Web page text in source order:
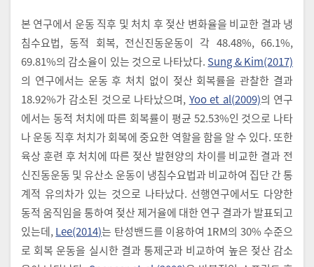
본 연구에서 운동 직후 및 처치 후 젖산 변화율을 비교한 결과 냉
침수요법, 동적 회복, 전신진동운동이 각 48.48%, 66.1%,
69.81%의 감소율이 있는 것으로 나타났다. Sung & Kim(2017)
의 연구에서는 운동 후 처치 없이 젖산 회복률을 관찰한 결과
18.92%가 감소된 것으로 나타났으며, Yoo et al(2009)의 연구
에서는 동적 처치에 따른 회복률이 평균 52.53%인 것으로 나타
나 운동 직후 처치가 회복에 중요한 역할을 함을 알 수 있다. 또한
육상 훈련 후 처치에 따른 젖산 발현양의 차이를 비교한 결과 전
신진동운동 및 유산소 운동이 냉침수요법과 비교하여 집단 간 통
계적 유의차가 있는 것으로 나타났다. 선행연구에서도 다양한
동적 움직임을 통하여 젖산 제거율에 대한 연구 결과가 발표되고
있는데, Lee(2014)는 탄성밴드를 이용하여 1RM의 30% 수준으
로 회복 운동을 실시한 결과 통제군과 비교하여 높은 젖산 감소